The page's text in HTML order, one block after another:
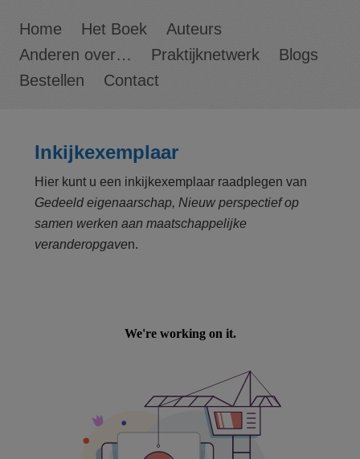
Home Het Boek
Auteurs
Anderen over…
Praktijknetwerk
Blogs
Bestellen
Contact
Inkijkexemplaar
Hier kunt u een inkijkexemplaar raadplegen van
Gedeeld eigenaarschap, Nieuw perspectief op
samen werken aan maatschappelijke
veranderopgaven.